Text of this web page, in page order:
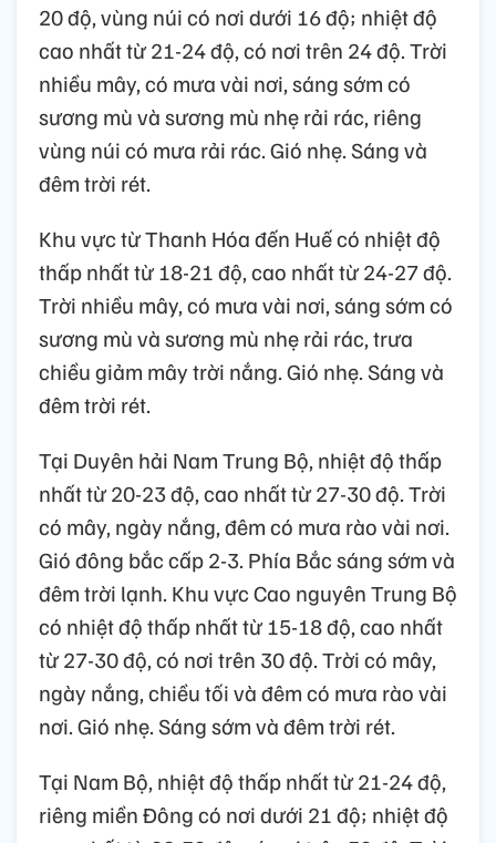
20 độ, vùng núi có nơi dưới 16 độ; nhiệt độ
cao nhất từ 21-24 độ, có nơi trên 24 độ. Trời
nhiều mây, có mưa vài nơi, sáng sớm có
sương mù và sương mù nhẹ rải rác, riêng
vùng núi có mưa rải rác. Gió nhẹ. Sáng và
đêm trời rét.
Khu vực từ Thanh Hóa đến Huế có nhiệt độ
thấp nhất từ 18-21 độ, cao nhất từ 24-27 độ.
Trời nhiều mây, có mưa vài nơi, sáng sớm có
sương mù và sương mù nhẹ rải rác, trưa
chiều giảm mây trời nắng. Gió nhẹ. Sáng và
đêm trời rét.
Tại Duyên hải Nam Trung Bộ, nhiệt độ thấp
nhất từ 20-23 độ, cao nhất từ 27-30 độ. Trời
có mây, ngày nắng, đêm có mưa rào vài nơi.
Gió đông bắc cấp 2-3. Phía Bắc sáng sớm và
đêm trời lạnh. Khu vực Cao nguyên Trung Bộ
có nhiệt độ thấp nhất từ 15-18 độ, cao nhất
từ 27-30 độ, có nơi trên 30 độ. Trời có mây,
ngày nắng, chiều tối và đêm có mưa rào vài
nơi. Gió nhẹ. Sáng sớm và đêm trời rét.
Tại Nam Bộ, nhiệt độ thấp nhất từ 21-24 độ,
riêng miền Đông có nơi dưới 21 độ; nhiệt độ